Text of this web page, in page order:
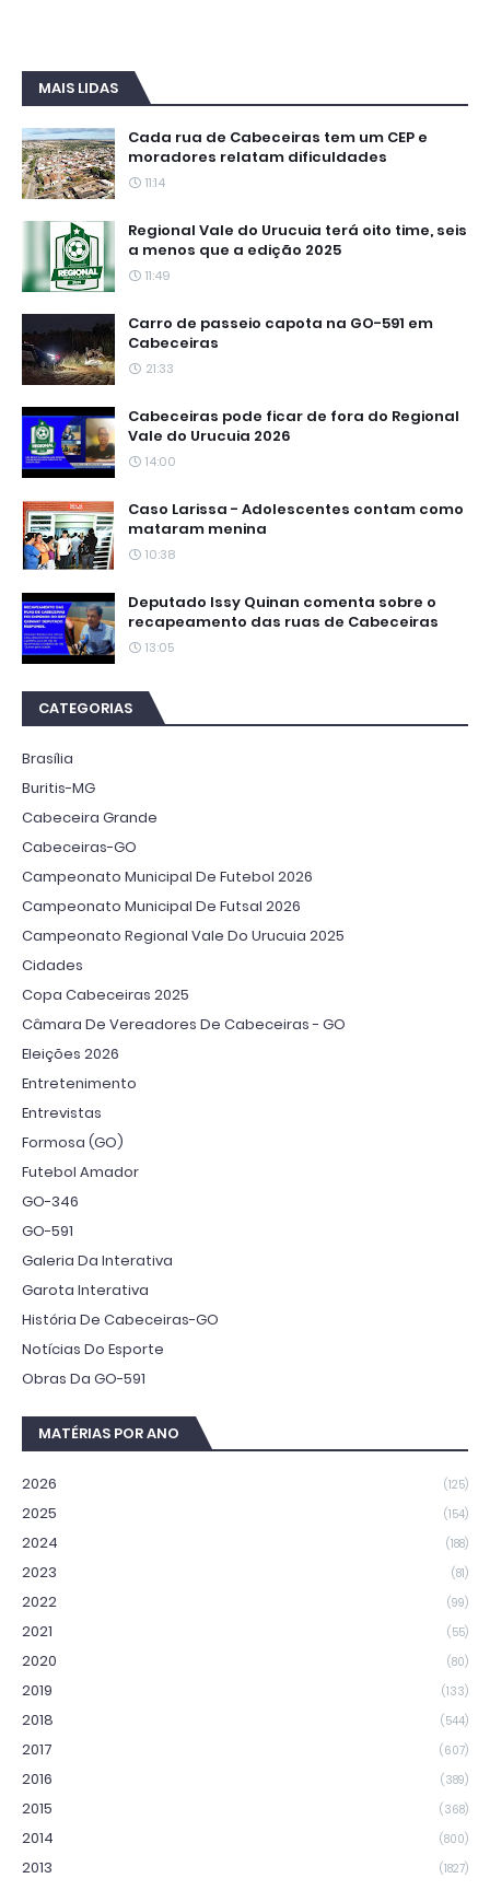
MAIS LIDAS
Cada rua de Cabeceiras tem um CEP e
moradores relatam dificuldades
11:14
Regional Vale do Urucuia terá oito time, seis
a menos que a edição 2025
11:49
Carro de passeio capota na GO-591 em
Cabeceiras
21:33
Cabeceiras pode ficar de fora do Regional
Vale do Urucuia 2026
14:00
Caso Larissa - Adolescentes contam como
mataram menina
10:38
Deputado Issy Quinan comenta sobre o
recapeamento das ruas de Cabeceiras
13:05
CATEGORIAS
Brasília
Buritis-MG
Cabeceira Grande
Cabeceiras-GO
Campeonato Municipal De Futebol 2026
Campeonato Municipal De Futsal 2026
Campeonato Regional Vale Do Urucuia 2025
Cidades
Copa Cabeceiras 2025
Câmara De Vereadores De Cabeceiras - GO
Eleições 2026
Entretenimento
Entrevistas
Formosa (GO)
Futebol Amador
GO-346
GO-591
Galeria Da Interativa
Garota Interativa
História De Cabeceiras-GO
Notícias Do Esporte
Obras Da GO-591
MATÉRIAS POR ANO
2026 (125)
2025 (154)
2024 (188)
2023 (81)
2022 (99)
2021 (55)
2020 (80)
2019 (133)
2018 (544)
2017 (607)
2016 (389)
2015 (368)
2014 (800)
2013 (1827)